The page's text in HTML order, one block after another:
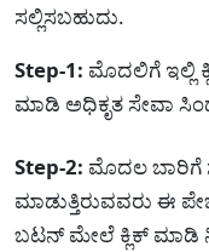
ಸಲ್ಲಿಸಬಹುದು.
Step-1: ಮೊದಲಿಗೆ ಇಲ್ಲಿ
ಮಾಡಿ ಅಧಿಕೃತ ಸೇವಾ
Step-2: ಮೊದಲ ಬಾರಿಗೆ
ಮಾಡುತ್ತಿರುವವರು ಈ
ಬಟನ್ ಮೇಲೆ ಕ್ಲಿಕ್ ಮಾಡಿ